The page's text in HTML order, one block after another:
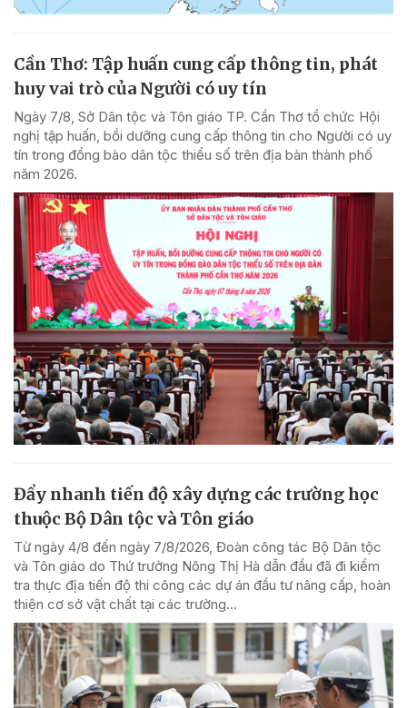
Cần Thơ: Tập huấn cung cấp thông tin, phát
huy vai trò của Người có uy tín
Ngày 7/8, Sở Dân tộc và Tôn giáo TP. Cần Thơ tổ chức Hội
nghị tập huấn, bồi dưỡng cung cấp thông tin cho Người có uy
tín trong đồng bào dân tộc thiểu số trên địa bàn thành phố
năm 2026.
Đẩy nhanh tiến độ xây dựng các trường học
thuộc Bộ Dân tộc và Tôn giáo
Từ ngày 4/8 đến ngày 7/8/2026, Đoàn công tác Bộ Dân tộc
và Tôn giáo do Thứ trưởng Nông Thị Hà dẫn đầu đã đi kiểm
tra thực địa tiến độ thi công các dự án đầu tư nâng cấp, hoàn
thiện cơ sở vật chất tại các trường...